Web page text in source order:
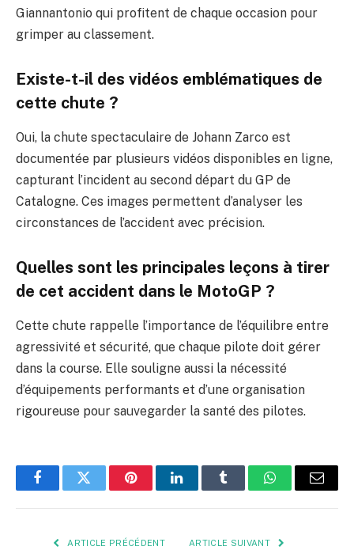
Giannantonio qui profitent de chaque occasion pour
grimper au classement.
Existe-t-il des vidéos emblématiques de
cette chute ?
Oui, la chute spectaculaire de Johann Zarco est
documentée par plusieurs vidéos disponibles en ligne,
capturant l’incident au second départ du GP de
Catalogne. Ces images permettent d’analyser les
circonstances de l’accident avec précision.
Quelles sont les principales leçons à tirer
de cet accident dans le MotoGP ?
Cette chute rappelle l’importance de l’équilibre entre
agressivité et sécurité, que chaque pilote doit gérer
dans la course. Elle souligne aussi la nécessité
d’équipements performants et d’une organisation
rigoureuse pour sauvegarder la santé des pilotes.
FacebookTwitter PinterestLinkedInTumblr WhatsApp
E-
ARTICLE PRÉCÉDENT ARTICLE SUIVANT